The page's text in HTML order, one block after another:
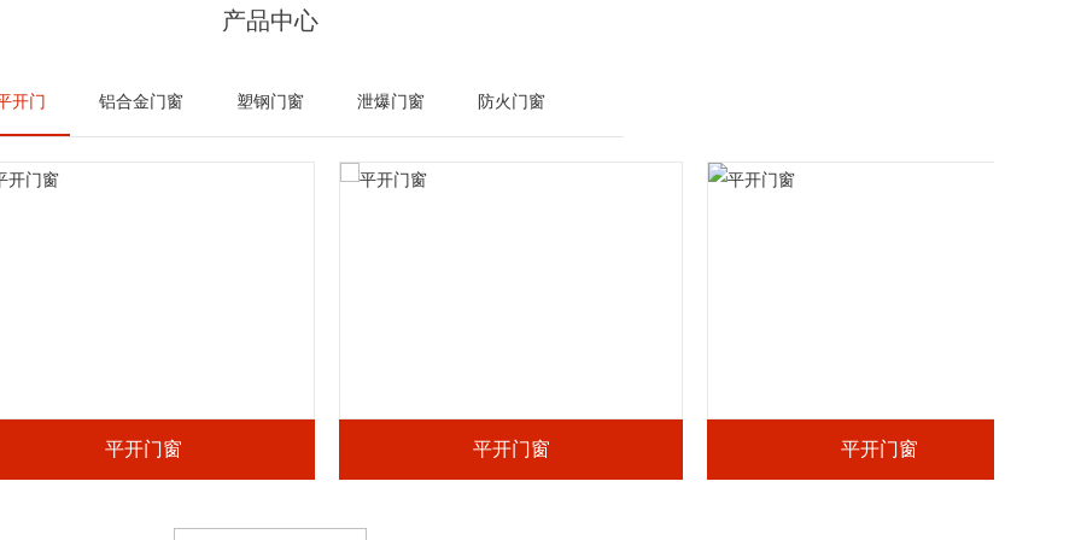
产品中心
开门 铝合金门窗 塑钢门窗 泄爆门窗 防火门窗
平开门窗 平开门窗 平开门窗